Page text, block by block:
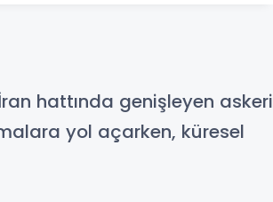
hattında genişleyen askeri
yol açarken, küresel